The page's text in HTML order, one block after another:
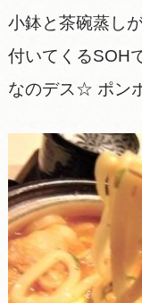
小鉢と茶碗蒸し
付いてくるSOH
なのデス☆ ポン